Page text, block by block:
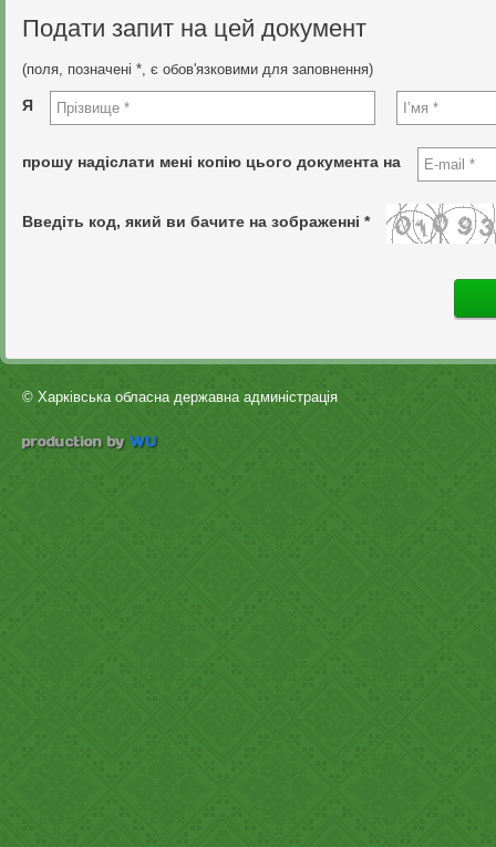
Подати запит на цей документ
(поля, позначені *, є обов'язковими для заповнення)
Я
прошу надіслати мені копію цього документа на
Введіть код, який ви бачите на зображенні *
© Харківська обласна державна админістрація